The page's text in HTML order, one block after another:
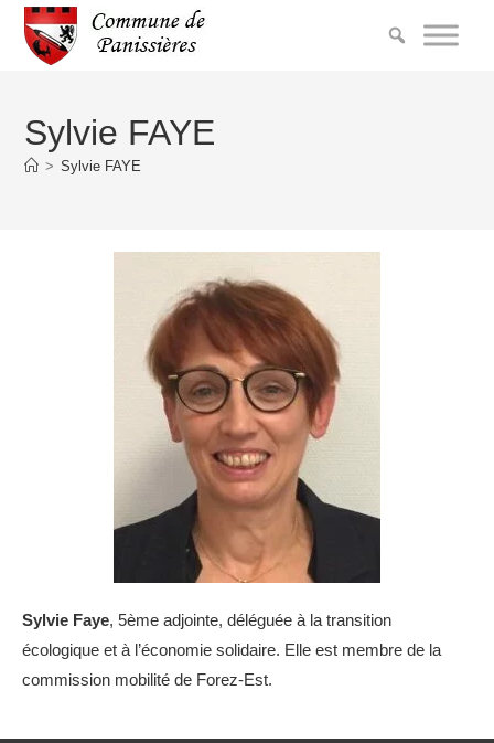
Sylvie FAYE
> Sylvie FAYE
Sylvie Faye, 5ème adjointe, déléguée à la transition
écologique et à l’économie solidaire. Elle est membre de la
commission mobilité de Forez-Est.